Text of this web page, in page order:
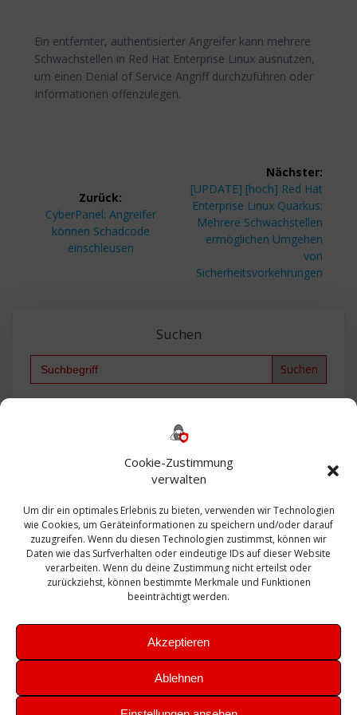
Cookie-Zustimmung
verwalten
Um dir ein optimales Erlebnis zu bieten, verwenden wir Technologien
wie Cookies, um Geräteinformationen zu speichern und/oder darauf
zuzugreifen. Wenn du diesen Technologien zustimmst, können wir
Daten wie das Surfverhalten oder eindeutige IDs auf dieser Website
verarbeiten. Wenn du deine Zustimmung nicht erteilst oder
zurückziehst, können bestimmte Merkmale und Funktionen
beeinträchtigt werden.
Akzeptieren
Ablehnen
Ein entfernter, authentisierter Angreifer kann mehrere
Schwachstellen in Red Hat Enterprise Linux ausnutzen,
um einen Denial of Service Angriff durchzuführen oder
Informationen offenzulegen.
Zurück:
Vorheriger
Beitrag:
CyberPanel: Angreifer
können Schadcode
einschleusen
Nächster:
Nächster
Beitrag:
[UPDATE] [hoch] Red Hat
Enterprise Linux Quarkus:
Mehrere Schwachstellen
ermöglichen Umgehen
von
Sicherheitsvorkehrungen
Suchen
Search
Bautagebuch
Exchange firewall Fritzbox
Microsoft
Sanierung SBS Security Server Sicherheit
Sicherung SIEM Sophos SSL Ubuntu
Update Upgrade UTM VCenter VCSA Veeam
VMWare VPN WAZUH Windows
Zertifikat